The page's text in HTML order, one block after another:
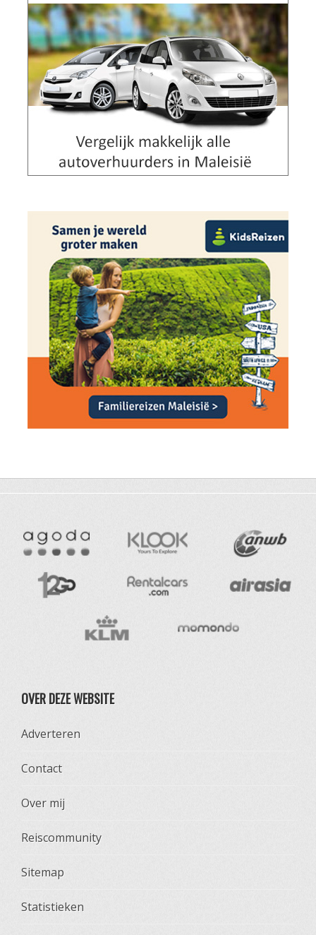
OVER DEZE WEBSITE
Adverteren
Contact
Over mij
Reiscommunity
Sitemap
Statistieken